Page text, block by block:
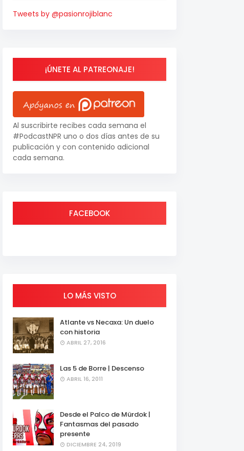
Tweets by @pasionrojiblanc
¡ÚNETE AL PATREONAJE!
Al suscribirte recibes cada semana el
#PodcastNPR uno o dos días antes de su
publicación y con contenido adicional
cada semana.
FACEBOOK
LO MÁS VISTO
Atlante vs Necaxa: Un duelo
con historia
ABRIL 27, 2016
Las 5 de Borre | Descenso
ABRIL 16, 2011
Desde el Palco de Mürdok |
Fantasmas del pasado
presente
DICIEMBRE 24, 2019